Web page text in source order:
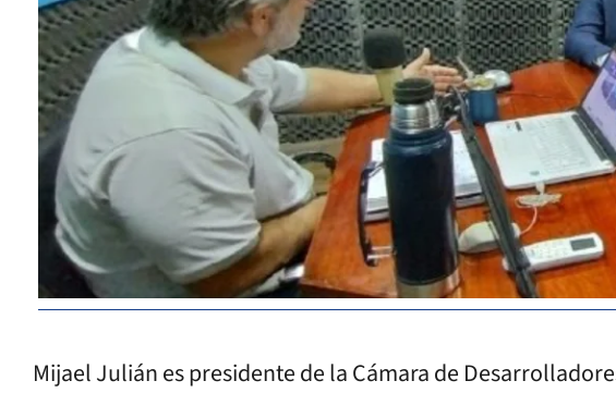
Mijael Julián es presidente de la Cámara de